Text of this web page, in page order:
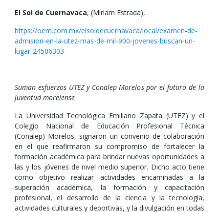
El Sol de Cuernavaca, (Miriam Estrada),
https://oem.com.mx/elsoldecuernavaca/local/examen-de-
admision-en-la-utez-mas-de-mil-900-jovenes-buscan-un-
lugar-24506303
Suman esfuerzos UTEZ y Conalep Morelos por el futuro de la
juventud morelense
La Universidad Tecnológica Emiliano Zapata (UTEZ) y el
Colegio Nacional de Educación Profesional Técnica
(Conalep) Morelos, signaron un convenio de colaboración
en el que reafirmaron su compromiso de fortalecer la
formación académica para brindar nuevas oportunidades a
las y los jóvenes de nivel medio superior. Dicho acto tiene
como objetivo realizar actividades encaminadas a la
superación académica, la formación y capacitación
profesional, el desarrollo de la ciencia y la tecnología,
actividades culturales y deportivas, y la divulgación en todas